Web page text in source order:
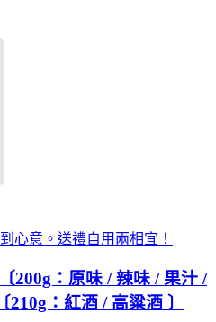
心意。送禮自用兩相宜！
200g：原味 / 辣味 / 果汁 /
：紅酒 / 高粱酒 〕